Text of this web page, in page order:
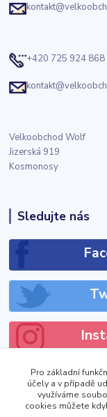
+420 725 924 868
Velkoobchod Wolf
Jizerská 919
Kosmonosy
Sledujte nás
Pro základní
účely a v případě
využíváme
cookies můžete